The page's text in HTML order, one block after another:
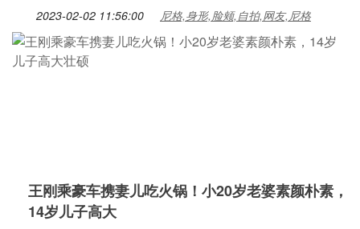
2023-02-02 11:56:00 尼格,身形,脸颊,自拍,网友,尼格
王刚乘豪车携妻儿吃火锅！小20岁老婆素颜朴素，
14岁儿子高大